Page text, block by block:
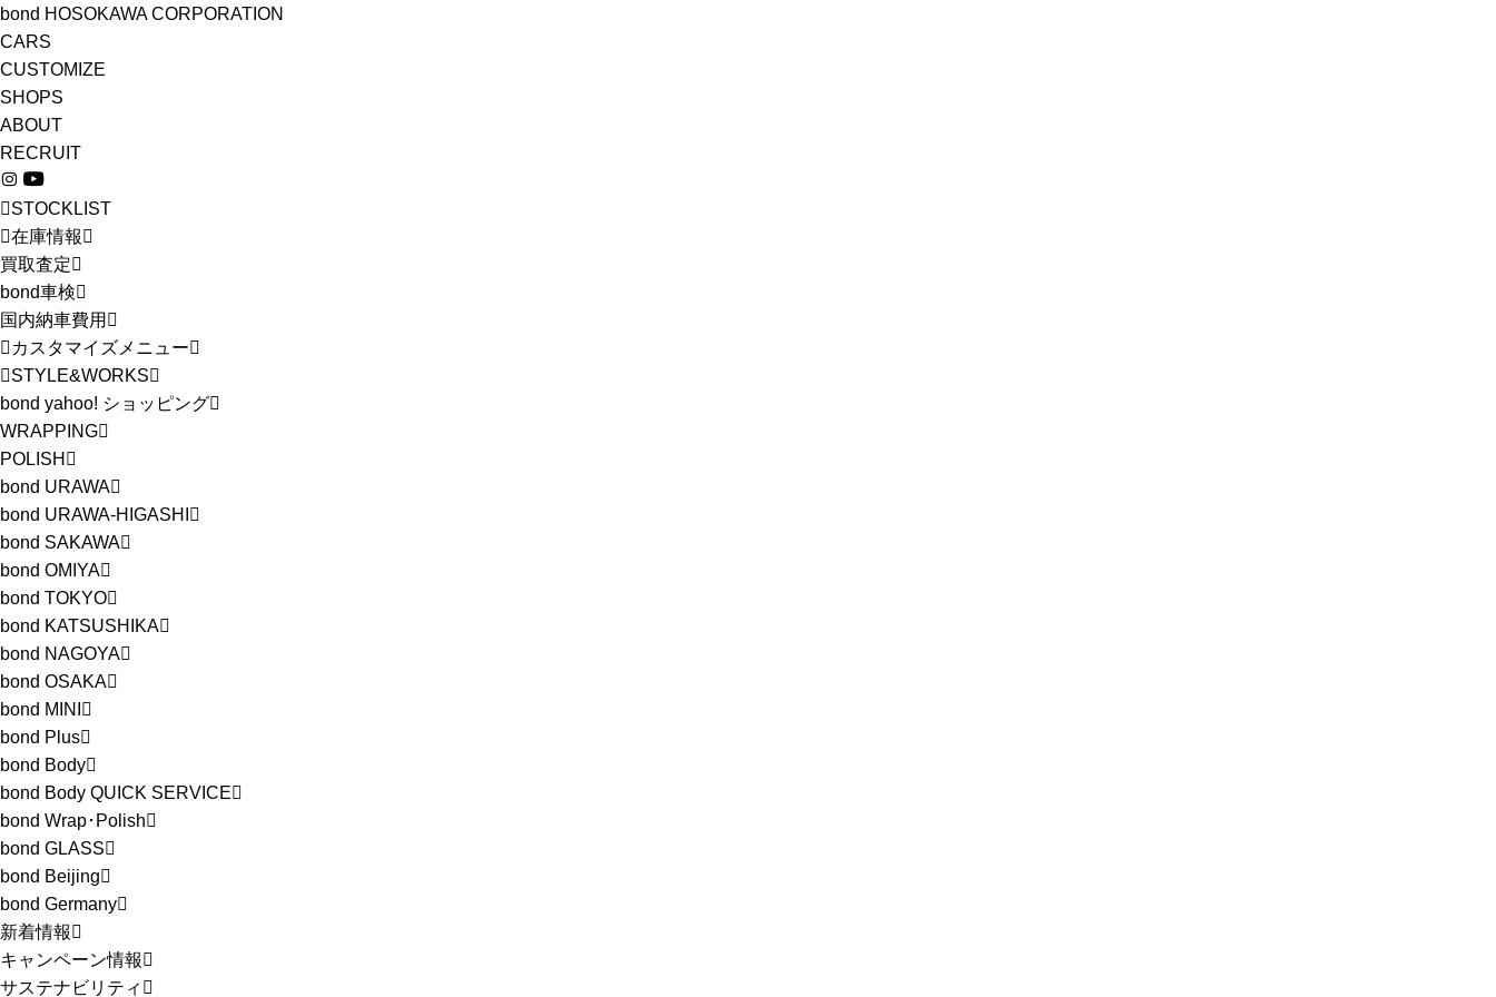
bond HOSOKAWA CORPORATION
CARS
CUSTOMIZE
SHOPS
ABOUT
RECRUIT
STOCKLIST
在庫情報
買取査定
bond車検
国内納車費用
カスタマイズメニュー
STYLE&WORKS
bond yahoo! ショッピング
WRAPPING
POLISH
bond URAWA
bond URAWA-HIGASHI
bond SAKAWA
bond OMIYA
bond TOKYO
bond KATSUSHIKA
bond NAGOYA
bond OSAKA
bond MINI
bond Plus
bond Body
bond Body QUICK SERVICE
bond Wrap･Polish
bond GLASS
bond Beijing
bond Germany
新着情報
キャンペーン情報
サステナビリティ